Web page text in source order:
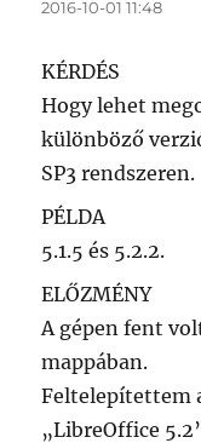
2016-10-01 11:48
KÉRDÉS
Hogy lehet
különböző
SP3 rendszeren.
PÉLDA
5.1.5 és 5.2.2.
ELŐZMÉNY
A gépen fent
mappában.
Feltelepítettem
„LibreOffice